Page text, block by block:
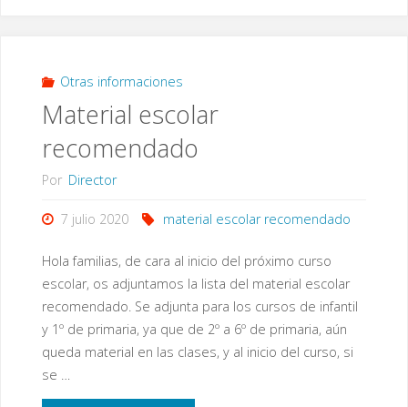
6º
de
Primaria
2020"
Otras informaciones
Material escolar
recomendado
Por Director
7 julio 2020 material escolar recomendado
Hola familias, de cara al inicio del próximo curso
escolar, os adjuntamos la lista del material escolar
recomendado. Se adjunta para los cursos de infantil
y 1º de primaria, ya que de 2º a 6º de primaria, aún
queda material en las clases, y al inicio del curso, si
se …